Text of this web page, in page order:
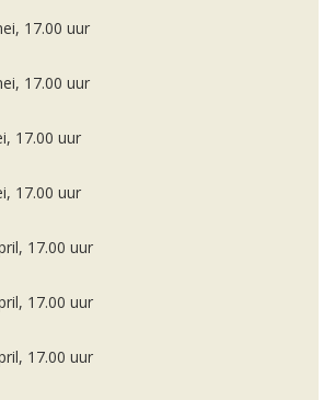
17.00 uur
17.00 uur
17.00 uur
17.00 uur
17.00 uur
17.00 uur
17.00 uur